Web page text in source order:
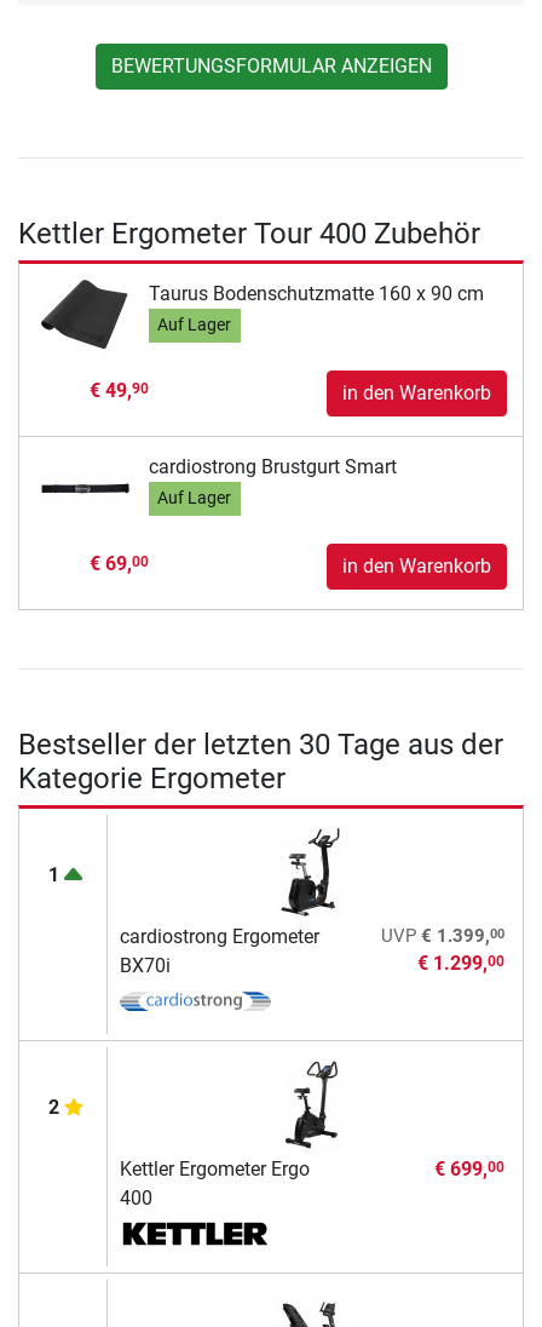
BEWERTUNGSFORMULAR ANZEIGEN
Kettler Ergometer Tour 400 Zubehör
Taurus Bodenschutzmatte 160 x 90 cm
Auf Lager
€ 49,90 in den Warenkorb
cardiostrong Brustgurt Smart
Auf Lager
€ 69,00 in den Warenkorb
Bestseller der letzten 30 Tage aus der
Kategorie Ergometer
1
cardiostrong Ergometer
BX70i
UVP € 1.399,00
€ 1.299,00
2
Kettler Ergometer Ergo
400
€ 699,00